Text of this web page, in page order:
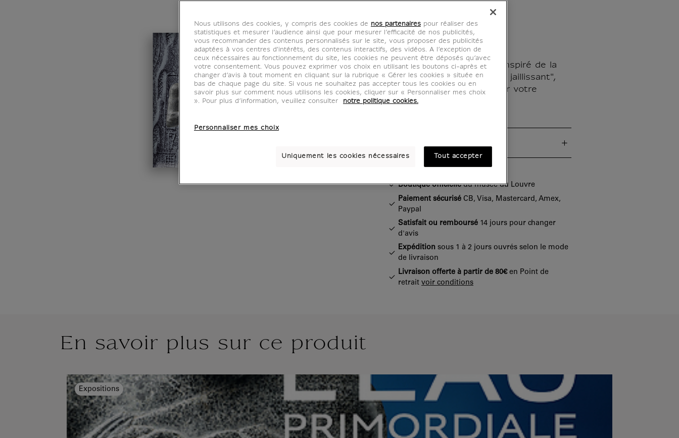
primordiale
IS201910
Craquez pour ce magnet inspiré de la
Statue de Gudea "au vase jaillissant",
qui aura toute sa place sur votre
réfrigérateur !
Section fermée
Boutique officielledu musée du Louvre
Paiement sécurisé CB, Visa, Mastercard, Amex,
Paypal
Satisfait ou remboursé 14 jours pour changer
d'avis
Expédition sous 1 à 2 jours ouvrés selon le mode
de livraison
Livraison offerte à partir de 80€en Point de
retrait voir conditions
En savoir plus sur ce produit
Expositions
Nous utilisons des cookies, y compris des cookies de nos partenaires pour réaliser des
statistiques et mesurer l’audience ainsi que pour mesurer l’efficacité de nos publicités,
vous recommander des contenus personnalisés sur le site, vous proposer des publicités
adaptées à vos centres d'intérêts, des contenus interactifs, des vidéos. A l’exception de
ceux nécessaires au fonctionnement du site, les cookies ne peuvent être déposés qu’avec
votre consentement. Vous pouvez exprimer vos choix en utilisant les boutons ci-après et
changer d’avis à tout moment en cliquant sur la rubrique « Gérer les cookies » située en
bas de chaque page du site. Si vous ne souhaitez pas accepter tous les cookies ou en
savoir plus sur comment nous utilisons les cookies, cliquer sur « Personnaliser mes choix
». Pour plus d’information, veuillez consulter
notre politique cookies.
Personnaliser mes choix
Uniquement les cookies nécessaires Tout accepter